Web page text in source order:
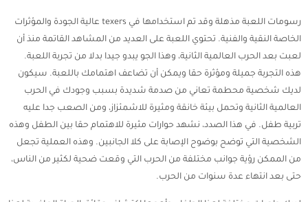
رسومات اللعبة مذهلة وقد تم استخدامها في texers عالية الجودة والمؤثرات
الخاصة النقية والفنية. تحتوي اللعبة على العديد من المشاهد القاتمة منذ أن
لعبت بعد الحرب العالمية الثانية، وهذا الجو يبدو جيدا بدلا من تجربة اللعبة.
هذه التجربة جميلة ومؤثرة حقا ويمكن أن تضاعف اهتمامك باللعبة. سيكون
لديك شخصية محطمة تعاني من صدمة شديدة بسبب وجودك في الحرب
العالمية الثانية وتحمل بيئة خانقة ومثيرة للاشمئزاز، ومن الصعب جدا عليه
تربية طفل. في هذا الصدد، نشهد حوارات مثيرة للاهتمام حقا بين الطفل وهذه
الشخصية التي توضح بوضوح الإصابة على كلا الجانبين. وهذه العملية تجعل
من الممكن رؤية جوانب مختلفة من الحرب التي وقعت ضحية لكثير من الناس،
حتى بعد انتهاء عدة سنوات من الحرب.